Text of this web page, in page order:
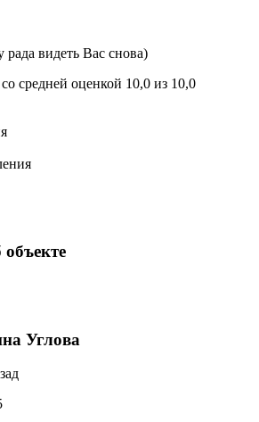
рада видеть Вас снова)
средней оценкой 10,0 из 10,0
Углова